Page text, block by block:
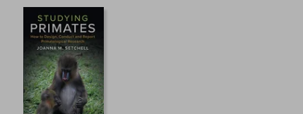
$ 45.44
$ 24.99
45%
dcto.